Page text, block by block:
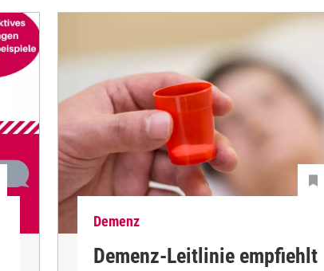
Demenz
Demenz-Leitlinie empfiehlt